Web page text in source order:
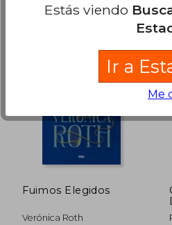
Fuimos Elegidos
Verónica Roth
Estás viendo
Ir a
Me